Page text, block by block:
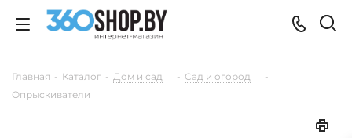
Главная - Каталог - Дом и сад - Сад и огород
-
Опрыскиватели